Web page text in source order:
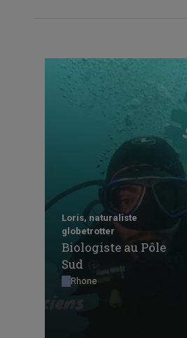
Loris, naturaliste
globetrotter
Biologiste au Pôle
Sud
Rhone